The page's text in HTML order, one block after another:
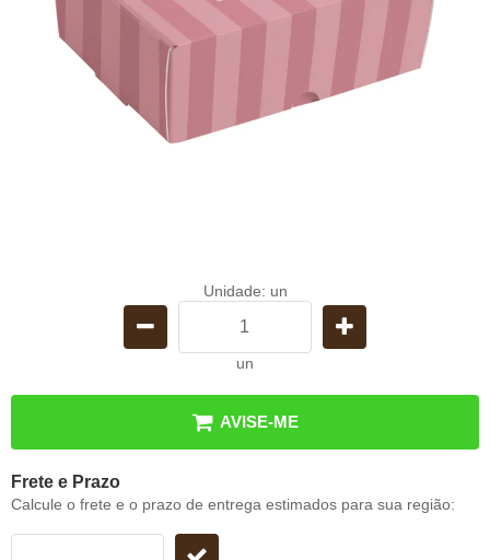
Unidade: un
un
AVISE-ME
Frete e Prazo
Calcule o frete e o prazo de entrega estimados para sua região: